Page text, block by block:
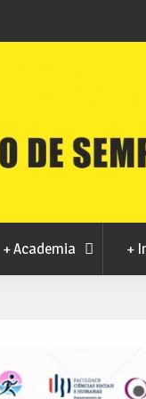
Minta&The Brook
+ Academia +